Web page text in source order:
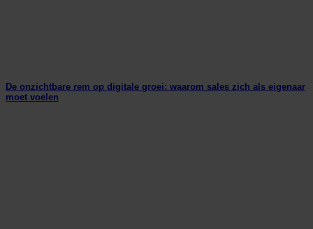
De onzichtbare rem op digitale groei: waarom sales zich als eigenaar
moet voelen